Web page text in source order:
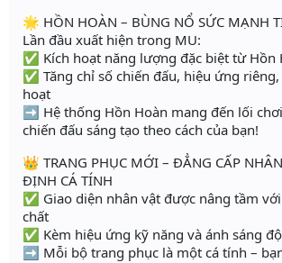
🌟 HỒN HOÀN – BÙNG NỔ SỨC MẠNH
Lần đầu xuất hiện trong MU:
✅ Kích hoạt năng lượng đặc biệt từ Hồn
✅ Tăng chỉ số chiến đấu, hiệu ứng
hoạt
➡️ Hệ thống Hồn Hoàn mang đến lối
chiến đấu sáng tạo theo cách của bạn!
👑 TRANG PHỤC MỚI – ĐẲNG CẤP
ĐỊNH CÁ TÍNH
✅ Giao diện nhân vật được nâng tầm
chất
✅ Kèm hiệu ứng kỹ năng và ánh sáng
➡️ Mỗi bộ trang phục là một cá tính –